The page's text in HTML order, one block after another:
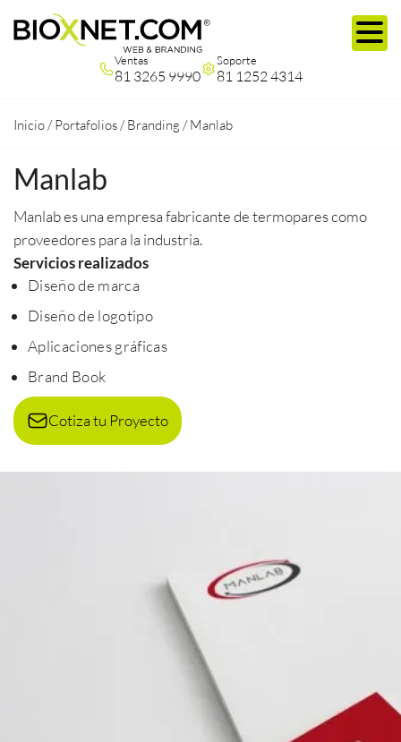
Ventas
81 3265 9990
Soporte
81 1252 4314
Inicio /Portafolios /Branding /Manlab
Manlab
Manlab es una empresa fabricante de termopares como
proveedores para la industria.
Servicios realizados
Diseño de marca
Diseño de logotipo
Aplicaciones gráficas
Brand Book
Cotiza tu Proyecto